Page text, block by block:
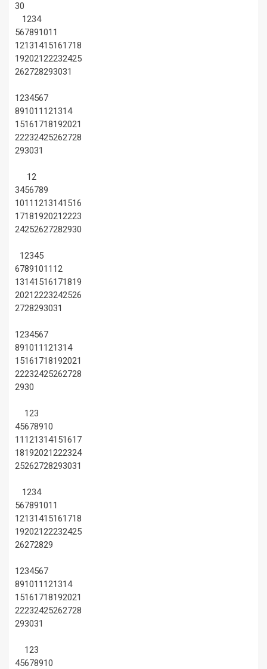
30
1234
567891011
12131415161718
19202122232425
262728293031
1234567
891011 121314
15161718192021
22232425262728
293031
12
3456789
1011 1213141516
17181920212223
24252627282930
12345
67891011 12
13141516171819
20212223242526
2728293031
1234567
891011 121314
15161718192021
22232425262728
2930
123
45678910
11 121314151617
18192021222324
25262728293031
1234
567891011
12131415161718
19202122232425
26272829
1234567
891011 121314
15161718192021
22232425262728
293031
123
45678910